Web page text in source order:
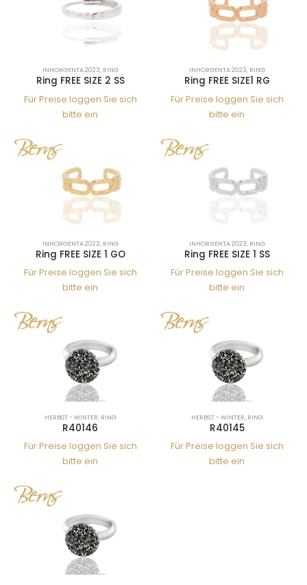
INHORGENTA 2023, RING
Ring FREE SIZE 2 SS
Für Preise loggen Sie sich
bitte ein
INHORGENTA 2023, RING
Ring FREE SIZE1 RG
Für Preise loggen Sie sich
bitte ein
INHORGENTA 2023, RING
Ring FREE SIZE 1 GO
Für Preise loggen Sie sich
bitte ein
INHORGENTA 2023, RING
Ring FREE SIZE 1 SS
Für Preise loggen Sie sich
bitte ein
HERBST - WINTER, RING
R40146
Für Preise loggen Sie sich
bitte ein
HERBST - WINTER, RING
R40145
Für Preise loggen Sie sich
bitte ein